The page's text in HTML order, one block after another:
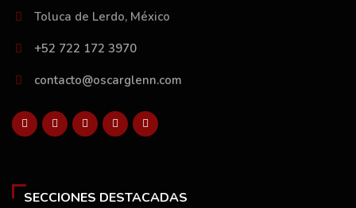
Toluca de Lerdo, México
+52 722 172 3970
contacto@oscarglenn.com
SECCIONES DESTACADAS